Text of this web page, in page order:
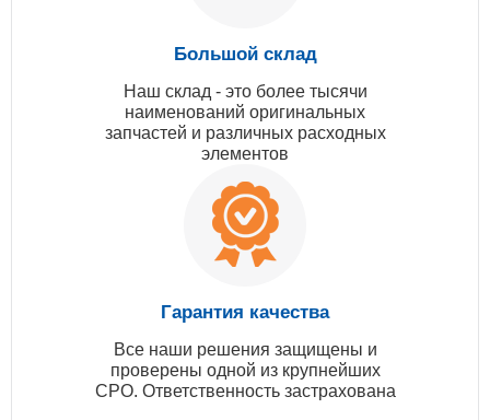
Большой склад
Наш склад - это более тысячи
наименований оригинальных
запчастей и различных расходных
элементов
Гарантия качества
Все наши решения защищены и
проверены одной из крупнейших
СРО. Ответственность застрахована